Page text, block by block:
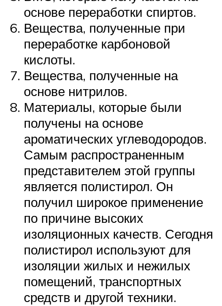
основе переработки спиртов.
Вещества, полученные при
переработке карбоновой
кислоты.
Вещества, полученные на
основе нитрилов.
Материалы, которые были
получены на основе
ароматических углеводородов.
Самым распространенным
представителем этой группы
является полистирол. Он
получил широкое применение
по причине высоких
изоляционных качеств. Сегодня
полистирол используют для
изоляции жилых и нежилых
помещений, транспортных
средств и другой техники.